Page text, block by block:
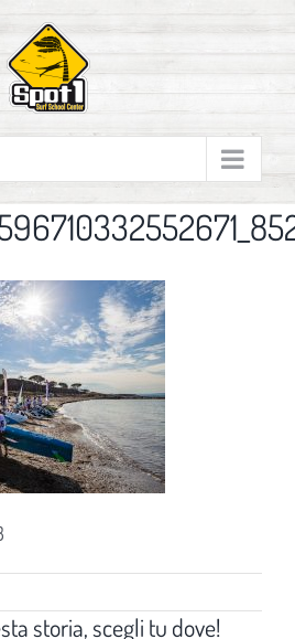
storia, scegli tu dove!